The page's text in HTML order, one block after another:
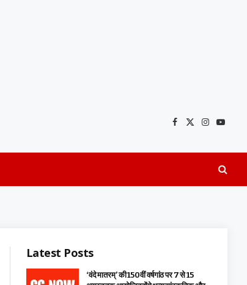
Facebook
X
Instagram
Latest Posts
‘वंदे मातरम्’ की 150वीं वर्षगांठ पर 7 से 15